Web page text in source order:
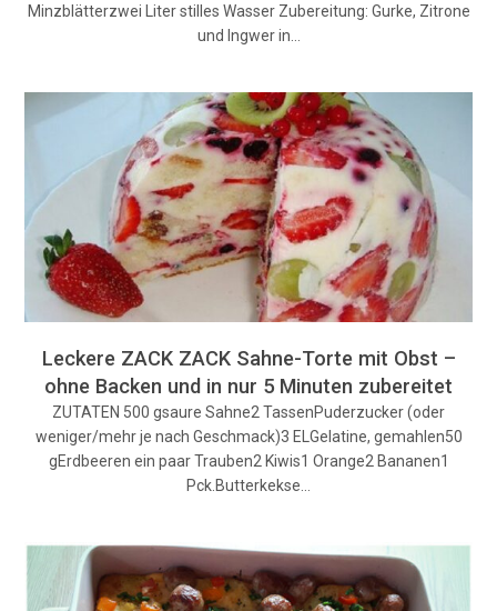
Minzblätterzwei Liter stilles Wasser Zubereitung: Gurke, Zitrone
und Ingwer in…
Leckere ZACK ZACK Sahne-Torte mit Obst –
ohne Backen und in nur 5 Minuten zubereitet
ZUTATEN 500 gsaure Sahne2 TassenPuderzucker (oder
weniger/mehr je nach Geschmack)3 ELGelatine, gemahlen50
gErdbeeren ein paar Trauben2 Kiwis1 Orange2 Bananen1
Pck.Butterkekse…